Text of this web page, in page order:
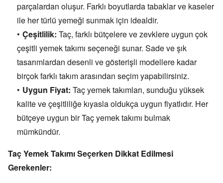
parçalardan oluşur. Farklı boyutlarda tabaklar ve kaseler
ile her türlü yemeği sunmak için idealdir.
Çeşitlilik: Taç, farklı bütçelere ve zevklere uygun çok
çeşitli yemek takımı seçeneği sunar. Sade ve şık
tasarımlardan desenli ve gösterişli modellere kadar
birçok farklı takım arasından seçim yapabilirsiniz.
Uygun Fiyat: Taç yemek takımları, sunduğu yüksek
kalite ve çeşitliliğe kıyasla oldukça uygun fiyatlıdır. Her
bütçeye uygun bir Taç yemek takımı bulmak
mümkündür.
Taç Yemek Takımı Seçerken Dikkat Edilmesi
Gerekenler: